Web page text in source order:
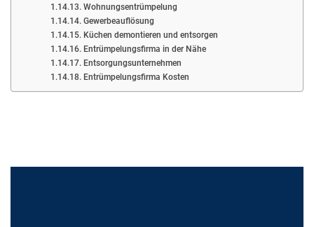
Wohnungsentrümpelung
Gewerbeauflösung
Küchen demontieren und entsorgen
Entrümpelungsfirma in der Nähe
Entsorgungsunternehmen
Entrümpelungsfirma Kosten